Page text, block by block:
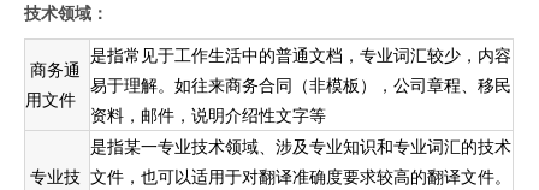
技术领域：
商务通
用文件
是指常见于工作生活中的普通文档，专业词汇较少，内容
易于理解。如往来商务合同（非模板），公司章程、移民
资料，邮件，说明介绍性文字等
专业技
是指某一专业技术领域、涉及专业知识和专业词汇的技术
文件，也可以适用于对翻译准确度要求较高的翻译文件。